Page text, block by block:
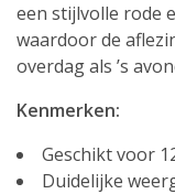
een stijlvolle rode
waardoor de
overdag als ’s
Kenmerken:
Geschikt voor
Duidelijke